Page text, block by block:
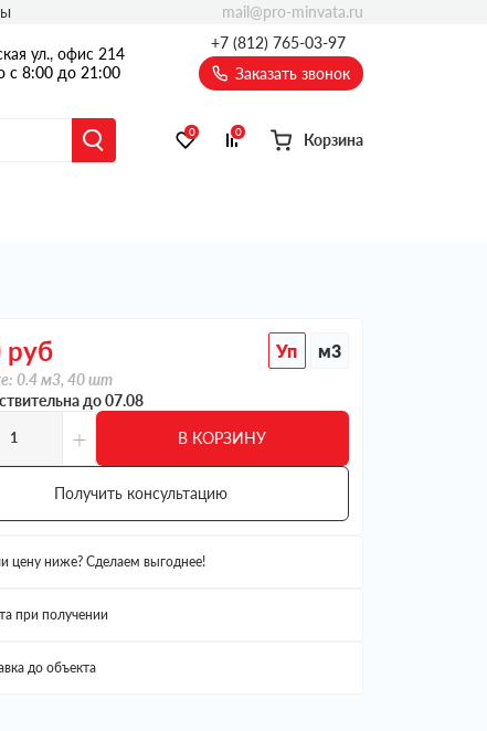
ул., офис 214
с 8:00 до 21:00
+7 (812) 765-03-97
Заказать звонок
0 0 Корзина
mail@pro-minvata.ru
руб Уп м3
0.4 м3, 40 шт
до 07.08
+ В КОРЗИНУ
Получить консультацию
цену ниже? Сделаем выгоднее!
при получении
до объекта